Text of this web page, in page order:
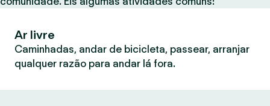
Ar livre
Caminhadas, andar de bicicleta, passear, arranjar
qualquer razão para andar lá fora.